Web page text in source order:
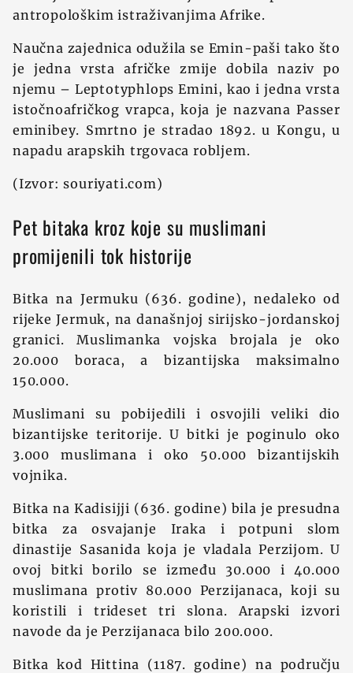
antropološkim istraživanjima Afrike.
Naučna zajednica odužila se Emin-paši tako što
je jedna vrsta afričke zmije dobila naziv po
njemu – Leptotyphlops Emini, kao i jedna vrsta
istočnoafričkog vrapca, koja je nazvana Passer
eminibey. Smrtno je stradao 1892. u Kongu, u
napadu arapskih trgovaca robljem.
(Izvor: souriyati.com)
Pet bitaka kroz koje su muslimani
promijenili tok historije
Bitka na Jermuku (636. godine), nedaleko od
rijeke Jermuk, na današnjoj sirijsko-jordanskoj
granici. Muslimanka vojska brojala je oko
20.000 boraca, a bizantijska maksimalno
150.000.
Muslimani su pobijedili i osvojili veliki dio
bizantijske teritorije. U bitki je poginulo oko
3.000 muslimana i oko 50.000 bizantijskih
vojnika.
Bitka na Kadisijji (636. godine) bila je presudna
bitka za osvajanje Iraka i potpuni slom
dinastije Sasanida koja je vladala Perzijom. U
ovoj bitki borilo se između 30.000 i 40.000
muslimana protiv 80.000 Perzijanaca, koji su
koristili i trideset tri slona. Arapski izvori
navode da je Perzijanaca bilo 200.000.
Bitka kod Hittina (1187. godine) na području